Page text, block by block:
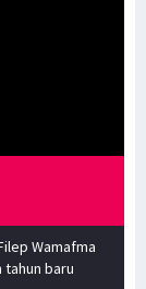
Wamafma
baru